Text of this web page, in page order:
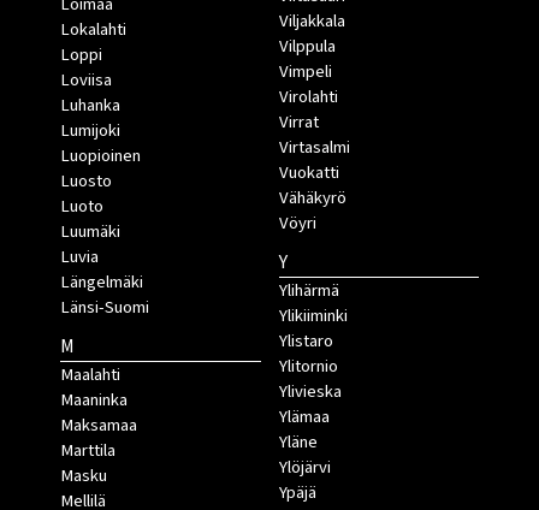
Lokalahti
Loppi
Loviisa
Luhanka
Lumijoki
Luopioinen
Luosto
Luoto
Luumäki
Luvia
Längelmäki
Länsi-Suomi
M
Maalahti
Maaninka
Maksamaa
Marttila
Masku
Mellilä
Viljakkala
Vilppula
Vimpeli
Virolahti
Virrat
Virtasalmi
Vuokatti
Vähäkyrö
Vöyri
Y
Ylihärmä
Ylikiiminki
Ylistaro
Ylitornio
Ylivieska
Ylämaa
Yläne
Ylöjärvi
Ypäjä